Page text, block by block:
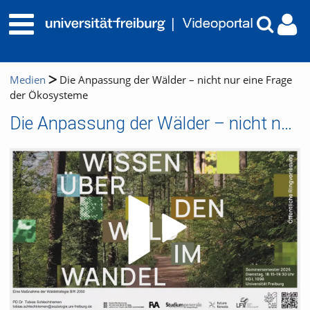
Medien
Die Anpassung der Wälder – nicht nur eine Frage
der Ökosysteme
Die Anpassung der Wälder – nicht nur eine Frage der Ökosysteme